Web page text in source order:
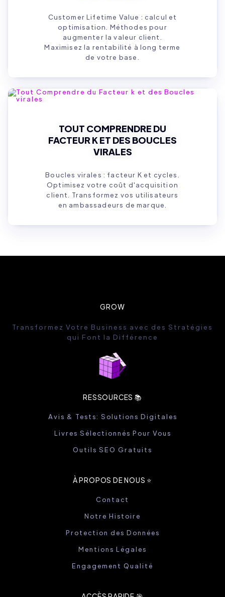
Customer Lifetime Value : calcul et
optimisation. Méthodes pour
augmenter la valeur client.
Maximisez la rentabilité à long terme
de votre base.
TOUT COMPRENDRE DU
FACTEUR K ET DES BOUCLES
VIRALES
Boucles virales : facteur K et cycles.
Optimisez votre coût d'acquisition
client. Transformez vos utilisateurs
en ambassadeurs de marque.
GROW
Transformez Votre Business avec des Stratégies
qui Font la Différence
RESSOURCES 📚
Avis & Tests: Solutions Digitales
Livres Sélectionnés Pour Vous
Outils SEO Gratuits
À PROPOS DE NOUS ⭐️
Contact
Notre Histoire
Protection des Données
Mentions Légales
Engagement Qualité